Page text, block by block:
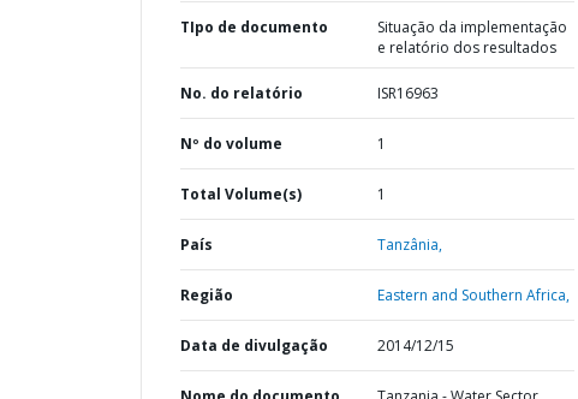
TIpo de documento
Situação da implementação
e relatório dos resultados
No. do relatório ISR16963
Nº do volume 1
Total Volume(s) 1
País Tanzânia,
Região Eastern and Southern Africa,
Data de divulgação 2014/12/15